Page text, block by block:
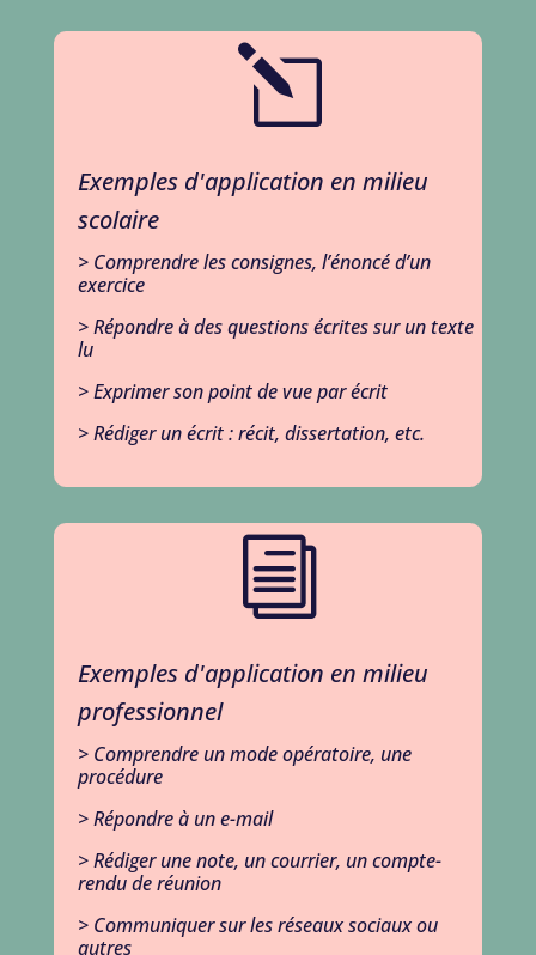
l
Exemples d'application en milieu
scolaire
> Comprendre les consignes, l’énoncé d’un
exercice
> Répondre à des questions écrites sur un texte
lu
> Exprimer son point de vue par écrit
> Rédiger un écrit : récit, dissertation, etc.
i
Exemples d'application en milieu
professionnel
> Comprendre un mode opératoire, une
procédure
> Répondre à un e-mail
> Rédiger une note, un courrier, un compte-
rendu de réunion
> Communiquer sur les réseaux sociaux ou
autres